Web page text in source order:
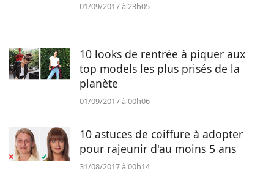
01/09/2017 à 23h05
10 looks de rentrée à piquer aux
top models les plus prisés de la
planète
01/09/2017 à 00h06
10 astuces de coiffure à adopter
pour rajeunir d'au moins 5 ans
31/08/2017 à 00h14